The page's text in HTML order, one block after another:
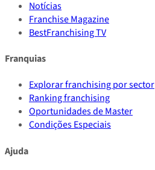
Notícias
Franchise Magazine
BestFranchising TV
Franquias
Explorar franchising por sector
Ranking franchising
Oportunidades de Master
Condições Especiais
Ajuda